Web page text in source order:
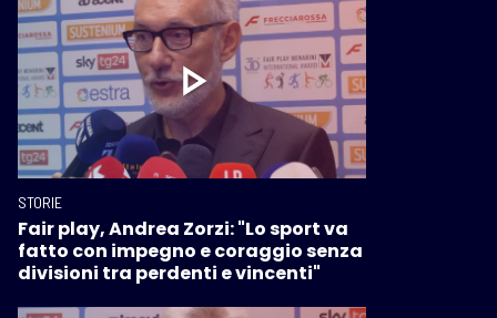
STORIE
Fair play, Andrea Zorzi: "Lo sport va
fatto con impegno e coraggio senza
divisioni tra perdenti e vincenti"